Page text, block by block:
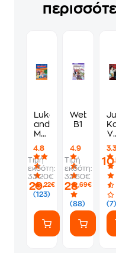
Luke
and
Myla
Student's
Book
4.8
(123)
Τιμή
εκδότη:
33.20€
29,22€
Webkids
B1
4.9
(88)
Τιμή
εκδότη:
32.60€
28,69€
3.3
(7)
10